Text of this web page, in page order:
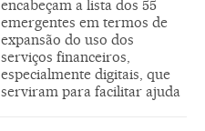
encabeçam a lista dos 55
emergentes em termos de
expansão do uso dos
serviços financeiros,
especialmente digitais, que
serviram para facilitar ajuda